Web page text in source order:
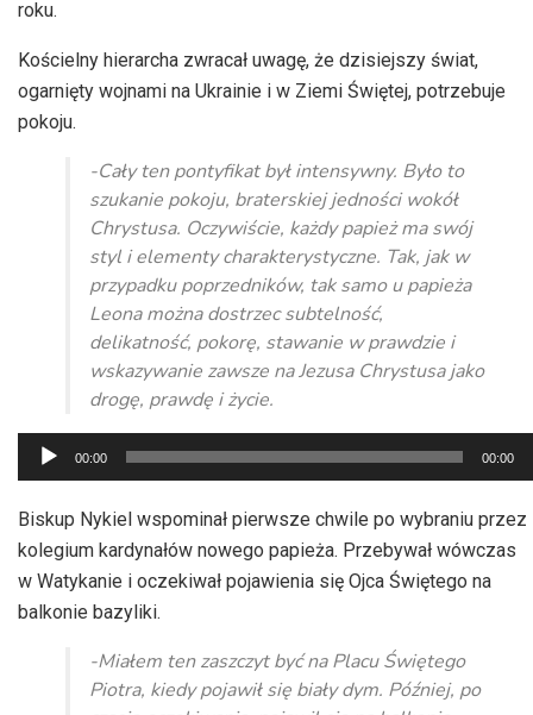
roku.
Kościelny hierarcha zwracał uwagę, że dzisiejszy świat,
ogarnięty wojnami na Ukrainie i w Ziemi Świętej, potrzebuje
pokoju.
-Cały ten pontyfikat był intensywny. Było to
szukanie pokoju, braterskiej jedności wokół
Chrystusa. Oczywiście, każdy papież ma swój
styl i elementy charakterystyczne. Tak, jak w
przypadku poprzedników, tak samo u papieża
Leona można dostrzec subtelność,
delikatność, pokorę, stawanie w prawdzie i
wskazywanie zawsze na Jezusa Chrystusa jako
drogę, prawdę i życie.
Odtwarzacz
plików
dźwiękowych
00:00 00:00
Biskup Nykiel wspominał pierwsze chwile po wybraniu przez
kolegium kardynałów nowego papieża. Przebywał wówczas
w Watykanie i oczekiwał pojawienia się Ojca Świętego na
balkonie bazyliki.
-Miałem ten zaszczyt być na Placu Świętego
Piotra, kiedy pojawił się biały dym. Później, po